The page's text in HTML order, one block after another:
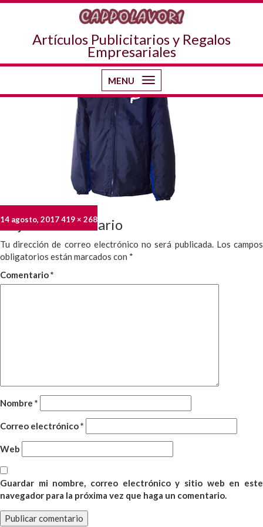
Artículos Publicitarios y Regalos
Empresariales
MENU
Toggle
navigation
Imagen siguiente
camperas
Publicado
el
14 agosto, 2017Tamaño
completo
419 × 268
Deja un comentario
Tu dirección de correo electrónico no será publicada. Los campos
obligatorios están marcados con *
Comentario*
Nombre *
Correo electrónico*
Web
Guardar mi nombre, correo electrónico y sitio web en este
navegador para la próxima vez que haga un comentario.